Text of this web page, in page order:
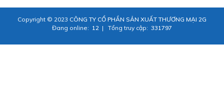
Copyright © 2023 CÔNG TY CỔ PHẦN SẢN XUẤT THƯƠNG MẠI 2G
Đang online: 12 | Tổng truy cập: 331797